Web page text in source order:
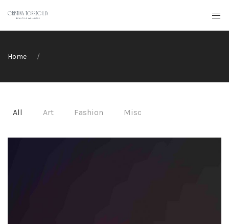
Home
All Art Fashion Misc